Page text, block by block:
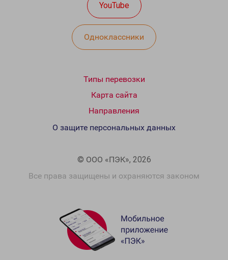
YouTube
Одноклассники
Типы перевозки
Карта сайта
Направления
© ООО «ПЭК», 2026
Все права защищены и охраняются законом
О защите персональных данных